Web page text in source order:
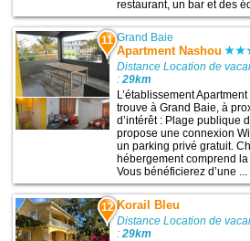
restaurant, un bar et des
11 Grand Baie
Apartment Nashou
Distance Location de
:29km
L’établissement
trouve à Grand Baie, à
d’intérêt : Plage publique
propose une connexion
un parking privé gratuit.
hébergement comprend la
Vous bénéficierez d’une ...
12 Korail Bleu
Distance Location de
:29km